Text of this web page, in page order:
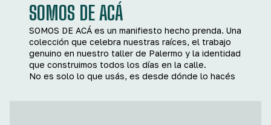
SOMOS DE ACÁ
SOMOS DE ACÁ es un manifiesto hecho prenda. Una
colección que celebra nuestras raíces, el trabajo
genuino en nuestro taller de Palermo y la identidad
que construimos todos los días en la calle.
No es solo lo que usás, es desde dónde lo hacés